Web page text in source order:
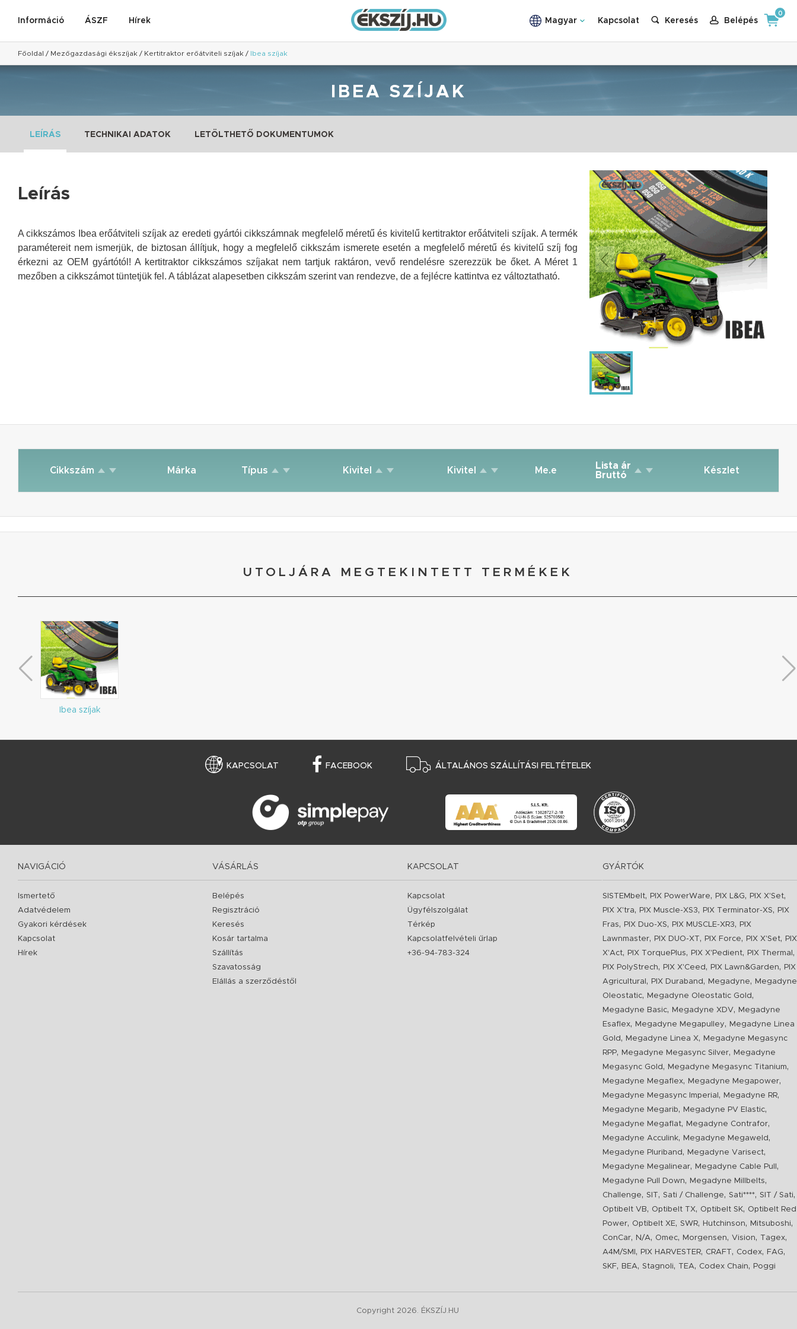
Információ ÁSZF Hírek Magyar Kapcsolat Keresés Belépés
0
Főoldal / Mezőgazdasági ékszíjak / Kertitraktor erőátviteli szíjak / Ibea szíjak
IBEA SZÍJAK
LEÍRÁS TECHNIKAI ADATOK LETÖLTHETŐ DOKUMENTUMOK
Leírás
A cikkszámos Ibea erőátviteli szíjak az eredeti gyártói cikkszámnak megfelelő méretű és kivitelű kertitraktor erőátviteli szíjak. A termék
paramétereit nem ismerjük, de biztosan állítjuk, hogy a megfelelő cikkszám ismerete esetén a megfelelő méretű és kivitelű szíj fog
érkezni az OEM gyártótól! A kertitraktor cikkszámos szíjakat nem tartjuk raktáron, vevő rendelésre szerezzük be őket. A Méret 1
mezőben a cikkszámot tüntetjük fel. A táblázat alapesetben cikkszám szerint van rendezve, de a fejlécre kattintva ez változtatható.
Cikkszám Márka Típus Kivitel Kivitel Me.e
Lista ár
Bruttó
Készlet
UTOLJÁRA MEGTEKINTETT TERMÉKEK
Ibea szíjak
KAPCSOLAT FACEBOOK ÁLTALÁNOS SZÁLLÍTÁSI FELTÉTELEK
NAVIGÁCIÓ
Ismertető
Adatvédelem
Gyakori kérdések
Kapcsolat
Hírek
VÁSÁRLÁS
Belépés
Regisztráció
Keresés
Kosár tartalma
Szállítás
Szavatosság
Elállás a szerződéstől
KAPCSOLAT
Kapcsolat
Ügyfélszolgálat
Térkép
Kapcsolatfelvételi űrlap
+36-94-783-324
GYÁRTÓK
SISTEMbelt, PIX PowerWare, PIX L&G, PIX X'Set,
PIX X'tra, PIX Muscle-XS3, PIX Terminator-XS,
PIX
Fras, PIX Duo-XS, PIX MUSCLE-XR3,
PIX
Lawnmaster, PIX DUO-XT , PIX Force, PIX X'Set,
PIX
X'Act, PIX TorquePlus, PIX X'Pedient, PIX Thermal ,
PIX PolyStrech, PIX X'Ceed , PIX Lawn&Garden,
PIX
Agricultural , PIX Duraband , Megadyne,
Megadyne
Oleostatic, Megadyne Oleostatic Gold ,
Megadyne Basic, Megadyne XDV,
Megadyne
Esaflex, Megadyne Megapulley,
Megadyne Linea
Gold , Megadyne Linea X,
Megadyne Megasync
RPP, Megadyne Megasync Silver,
Megadyne
Megasync Gold , Megadyne Megasync Titanium,
Megadyne Megaflex, Megadyne Megapower,
Megadyne Megasync Imperial , Megadyne RR,
Megadyne Megarib, Megadyne PV Elastic,
Megadyne Megaflat, Megadyne Contrafor,
Megadyne Acculink, Megadyne Megaweld ,
Megadyne Pluriband , Megadyne Varisect,
Megadyne Megalinear, Megadyne Cable Pull ,
Megadyne Pull Down, Megadyne Millbelts,
Challenge, SIT , Sati / Challenge, Sati****, SIT / Sati,
Optibelt VB, Optibelt TX, Optibelt SK, Optibelt Red
Power, Optibelt XE, SWR, Hutchinson, Mitsuboshi,
ConCar, N/A, Omec, Morgensen, Vision, Tagex,
A4M/SMI , PIX HARVESTER, CRAFT , Codex, FAG,
SKF, BEA, Stagnoli, TEA, Codex Chain, Poggi
Copyright 2026. ÉKSZÍJ.HU